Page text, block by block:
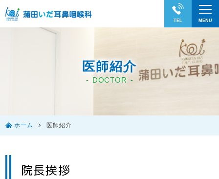
医師紹介
DOCTOR
ホーム 医師紹介
院長挨拶